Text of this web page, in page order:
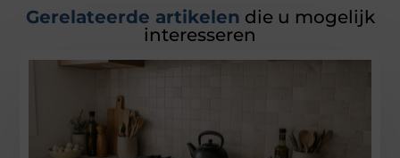
Gerelateerde artikelen die u mogelijk
interesseren